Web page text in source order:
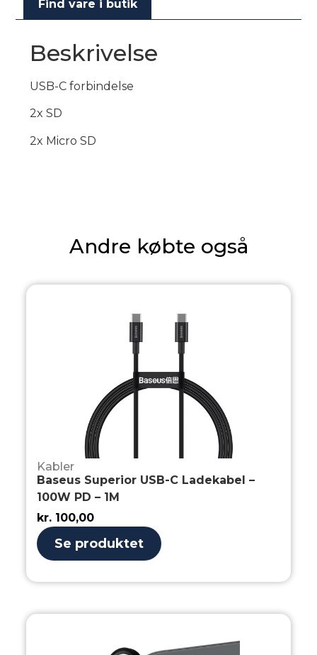
Find vare i butik
Beskrivelse
USB-C forbindelse
2x SD
2x Micro SD
Andre købte også
Kabler
Baseus Superior USB-C Ladekabel –
100W PD – 1M
kr. 100,00
Se produktet